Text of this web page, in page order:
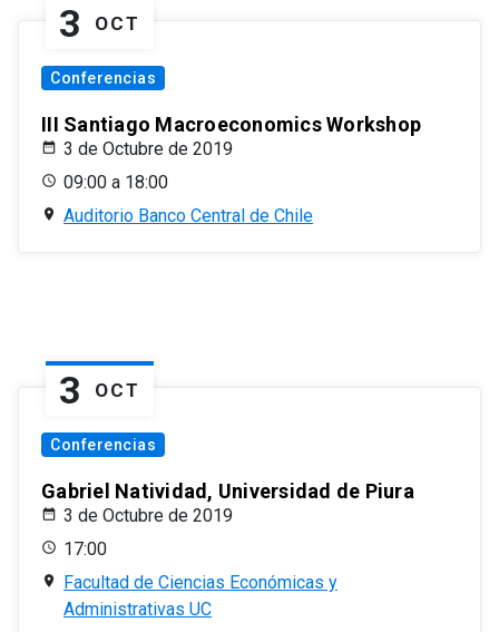
3 OCT
Conferencias
III Santiago Macroeconomics Workshop
3 de Octubre de 2019
09:00 a 18:00
Auditorio Banco Central de Chile
3 OCT
Conferencias
Gabriel Natividad, Universidad de Piura
3 de Octubre de 2019
17:00
Facultad de Ciencias Económicas y
Administrativas UC